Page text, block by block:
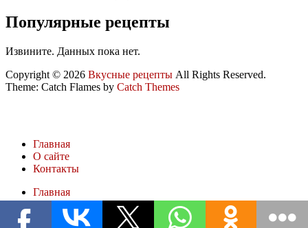
Популярные рецепты
Извините. Данных пока нет.
Copyright © 2026 Вкусные рецепты All Rights Reserved.
Theme: Catch Flames by Catch Themes
Главная
О сайте
Контакты
Главная
О сайте
Контакты